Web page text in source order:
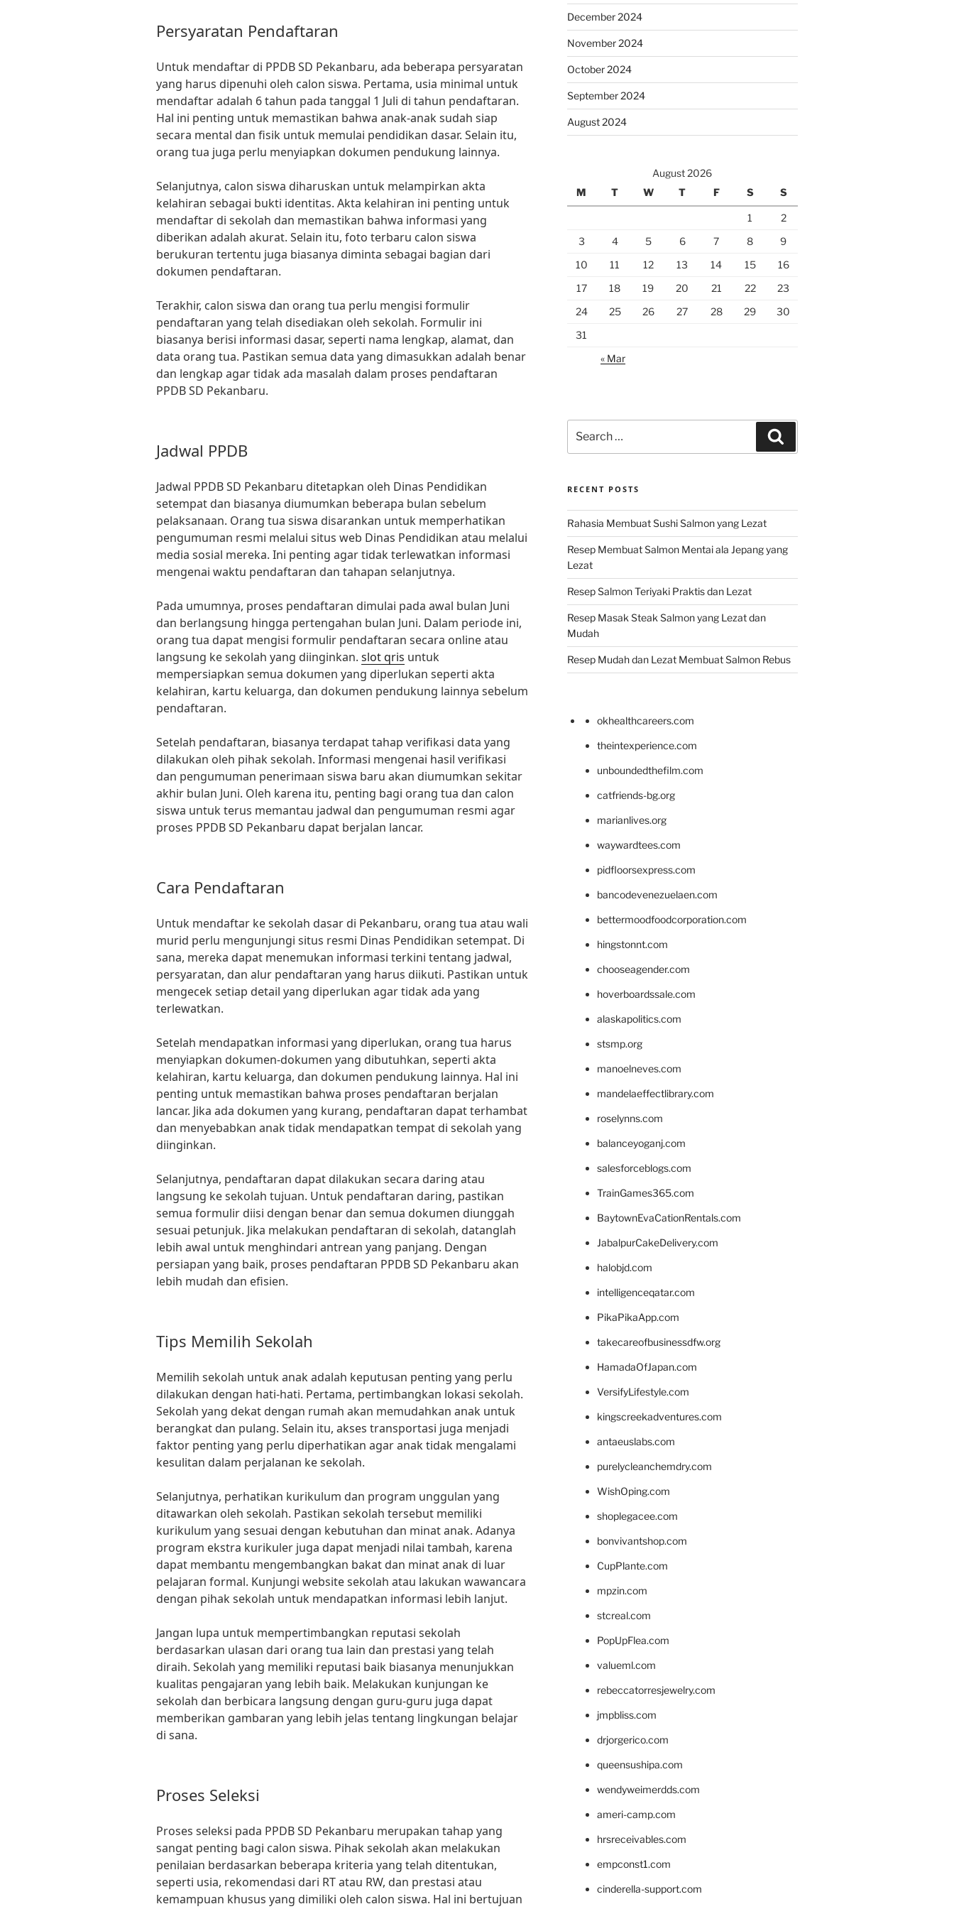
Persyaratan Pendaftaran
Untuk mendaftar di PPDB SD Pekanbaru, ada beberapa persyaratan
yang harus dipenuhi oleh calon siswa. Pertama, usia minimal untuk
mendaftar adalah 6 tahun pada tanggal 1 Juli di tahun pendaftaran.
Hal ini penting untuk memastikan bahwa anak-anak sudah siap
secara mental dan fisik untuk memulai pendidikan dasar. Selain itu,
orang tua juga perlu menyiapkan dokumen pendukung lainnya.
Selanjutnya, calon siswa diharuskan untuk melampirkan akta
kelahiran sebagai bukti identitas. Akta kelahiran ini penting untuk
mendaftar di sekolah dan memastikan bahwa informasi yang
diberikan adalah akurat. Selain itu, foto terbaru calon siswa
berukuran tertentu juga biasanya diminta sebagai bagian dari
dokumen pendaftaran.
Terakhir, calon siswa dan orang tua perlu mengisi formulir
pendaftaran yang telah disediakan oleh sekolah. Formulir ini
biasanya berisi informasi dasar, seperti nama lengkap, alamat, dan
data orang tua. Pastikan semua data yang dimasukkan adalah benar
dan lengkap agar tidak ada masalah dalam proses pendaftaran
PPDB SD Pekanbaru.
Jadwal PPDB
Jadwal PPDB SD Pekanbaru ditetapkan oleh Dinas Pendidikan
setempat dan biasanya diumumkan beberapa bulan sebelum
pelaksanaan. Orang tua siswa disarankan untuk memperhatikan
pengumuman resmi melalui situs web Dinas Pendidikan atau melalui
media sosial mereka. Ini penting agar tidak terlewatkan informasi
mengenai waktu pendaftaran dan tahapan selanjutnya.
Pada umumnya, proses pendaftaran dimulai pada awal bulan Juni
dan berlangsung hingga pertengahan bulan Juni. Dalam periode ini,
orang tua dapat mengisi formulir pendaftaran secara online atau
langsung ke sekolah yang diinginkan. slot qris untuk
mempersiapkan semua dokumen yang diperlukan seperti akta
kelahiran, kartu keluarga, dan dokumen pendukung lainnya sebelum
pendaftaran.
Setelah pendaftaran, biasanya terdapat tahap verifikasi data yang
dilakukan oleh pihak sekolah. Informasi mengenai hasil verifikasi
dan pengumuman penerimaan siswa baru akan diumumkan sekitar
akhir bulan Juni. Oleh karena itu, penting bagi orang tua dan calon
siswa untuk terus memantau jadwal dan pengumuman resmi agar
proses PPDB SD Pekanbaru dapat berjalan lancar.
Cara Pendaftaran
Untuk mendaftar ke sekolah dasar di Pekanbaru, orang tua atau wali
murid perlu mengunjungi situs resmi Dinas Pendidikan setempat. Di
sana, mereka dapat menemukan informasi terkini tentang jadwal,
persyaratan, dan alur pendaftaran yang harus diikuti. Pastikan untuk
mengecek setiap detail yang diperlukan agar tidak ada yang
terlewatkan.
Setelah mendapatkan informasi yang diperlukan, orang tua harus
menyiapkan dokumen-dokumen yang dibutuhkan, seperti akta
kelahiran, kartu keluarga, dan dokumen pendukung lainnya. Hal ini
penting untuk memastikan bahwa proses pendaftaran berjalan
lancar. Jika ada dokumen yang kurang, pendaftaran dapat terhambat
dan menyebabkan anak tidak mendapatkan tempat di sekolah yang
diinginkan.
Selanjutnya, pendaftaran dapat dilakukan secara daring atau
langsung ke sekolah tujuan. Untuk pendaftaran daring, pastikan
semua formulir diisi dengan benar dan semua dokumen diunggah
sesuai petunjuk. Jika melakukan pendaftaran di sekolah, datanglah
lebih awal untuk menghindari antrean yang panjang. Dengan
persiapan yang baik, proses pendaftaran PPDB SD Pekanbaru akan
lebih mudah dan efisien.
Tips Memilih Sekolah
Memilih sekolah untuk anak adalah keputusan penting yang perlu
dilakukan dengan hati-hati. Pertama, pertimbangkan lokasi sekolah.
Sekolah yang dekat dengan rumah akan memudahkan anak untuk
berangkat dan pulang. Selain itu, akses transportasi juga menjadi
faktor penting yang perlu diperhatikan agar anak tidak mengalami
kesulitan dalam perjalanan ke sekolah.
Selanjutnya, perhatikan kurikulum dan program unggulan yang
ditawarkan oleh sekolah. Pastikan sekolah tersebut memiliki
kurikulum yang sesuai dengan kebutuhan dan minat anak. Adanya
program ekstra kurikuler juga dapat menjadi nilai tambah, karena
dapat membantu mengembangkan bakat dan minat anak di luar
pelajaran formal. Kunjungi website sekolah atau lakukan wawancara
dengan pihak sekolah untuk mendapatkan informasi lebih lanjut.
Jangan lupa untuk mempertimbangkan reputasi sekolah
berdasarkan ulasan dari orang tua lain dan prestasi yang telah
diraih. Sekolah yang memiliki reputasi baik biasanya menunjukkan
kualitas pengajaran yang lebih baik. Melakukan kunjungan ke
sekolah dan berbicara langsung dengan guru-guru juga dapat
memberikan gambaran yang lebih jelas tentang lingkungan belajar
di sana.
Proses Seleksi
Proses seleksi pada PPDB SD Pekanbaru merupakan tahap yang
sangat penting bagi calon siswa. Pihak sekolah akan melakukan
penilaian berdasarkan beberapa kriteria yang telah ditentukan,
seperti usia, rekomendasi dari RT atau RW, dan prestasi atau
kemampuan khusus yang dimiliki oleh calon siswa. Hal ini bertujuan
December 2024
November 2024
October 2024
September 2024
August 2024
August 2026
M
T W T F S S
1
2
3
4 5 6 7 8
9
10
11 12 13 14 15
16
17
18 19 20 21 22
23
24
25 26 27 28 29
30
31
« Mar
for:
RECENT POSTS
Rahasia Membuat Sushi Salmon yang Lezat
Resep Membuat Salmon Mentai ala Jepang yang
Lezat
Resep Salmon Teriyaki Praktis dan Lezat
Resep Masak Steak Salmon yang Lezat dan
Mudah
Resep Mudah dan Lezat Membuat Salmon Rebus
okhealthcareers.com
theintexperience.com
unboundedthefilm.com
catfriends-bg.org
marianlives.org
waywardtees.com
pidfloorsexpress.com
bancodevenezuelaen.com
bettermoodfoodcorporation.com
hingstonnt.com
chooseagender.com
hoverboardssale.com
alaskapolitics.com
stsmp.org
manoelneves.com
mandelaeffectlibrary.com
roselynns.com
balanceyoganj.com
salesforceblogs.com
TrainGames365.com
BaytownEvaCationRentals.com
JabalpurCakeDelivery.com
halobjd.com
intelligenceqatar.com
PikaPikaApp.com
takecareofbusinessdfw.org
HamadaOfJapan.com
VersifyLifestyle.com
kingscreekadventures.com
antaeuslabs.com
purelycleanchemdry.com
WishOping.com
shoplegacee.com
bonvivantshop.com
CupPlante.com
mpzin.com
stcreal.com
PopUpFlea.com
valueml.com
rebeccatorresjewelry.com
jmpbliss.com
drjorgerico.com
queensushipa.com
wendyweimerdds.com
ameri-camp.com
hrsreceivables.com
empconst1.com
cinderella-support.com